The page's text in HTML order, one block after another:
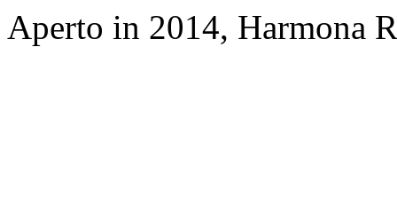
Aperto in 2014, Harmona